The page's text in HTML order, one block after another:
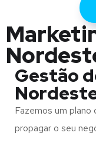
Gestão
Fazemos um
propagar o seu